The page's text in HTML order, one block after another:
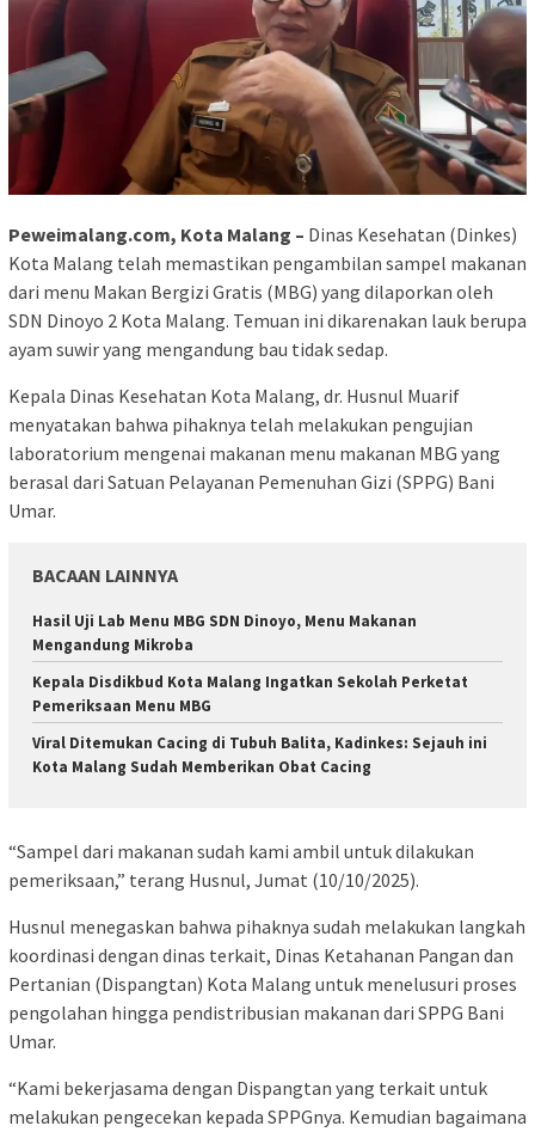
Peweimalang.com, Kota Malang – Dinas Kesehatan (Dinkes)
Kota Malang telah memastikan pengambilan sampel makanan
dari menu Makan Bergizi Gratis (MBG) yang dilaporkan oleh
SDN Dinoyo 2 Kota Malang. Temuan ini dikarenakan lauk berupa
ayam suwir yang mengandung bau tidak sedap.
Kepala Dinas Kesehatan Kota Malang, dr. Husnul Muarif
menyatakan bahwa pihaknya telah melakukan pengujian
laboratorium mengenai makanan menu makanan MBG yang
berasal dari Satuan Pelayanan Pemenuhan Gizi (SPPG) Bani
Umar.
BACAAN LAINNYA
Hasil Uji Lab Menu MBG SDN Dinoyo, Menu Makanan
Mengandung Mikroba
Kepala Disdikbud Kota Malang Ingatkan Sekolah Perketat
Pemeriksaan Menu MBG
Viral Ditemukan Cacing di Tubuh Balita, Kadinkes: Sejauh ini
Kota Malang Sudah Memberikan Obat Cacing
“Sampel dari makanan sudah kami ambil untuk dilakukan
pemeriksaan,” terang Husnul, Jumat (10/10/2025).
Husnul menegaskan bahwa pihaknya sudah melakukan langkah
koordinasi dengan dinas terkait, Dinas Ketahanan Pangan dan
Pertanian (Dispangtan) Kota Malang untuk menelusuri proses
pengolahan hingga pendistribusian makanan dari SPPG Bani
Umar.
“Kami bekerjasama dengan Dispangtan yang terkait untuk
melakukan pengecekan kepada SPPGnya. Kemudian bagaimana